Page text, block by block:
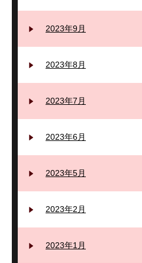
2023年9月
2023年8月
2023年7月
2023年6月
2023年5月
2023年2月
2023年1月